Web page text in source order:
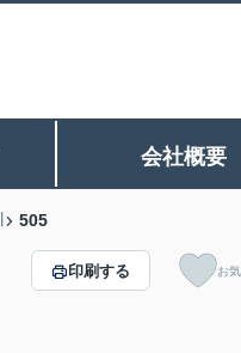
会社概要
505
印刷する お